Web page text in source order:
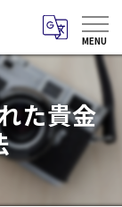
た貴金